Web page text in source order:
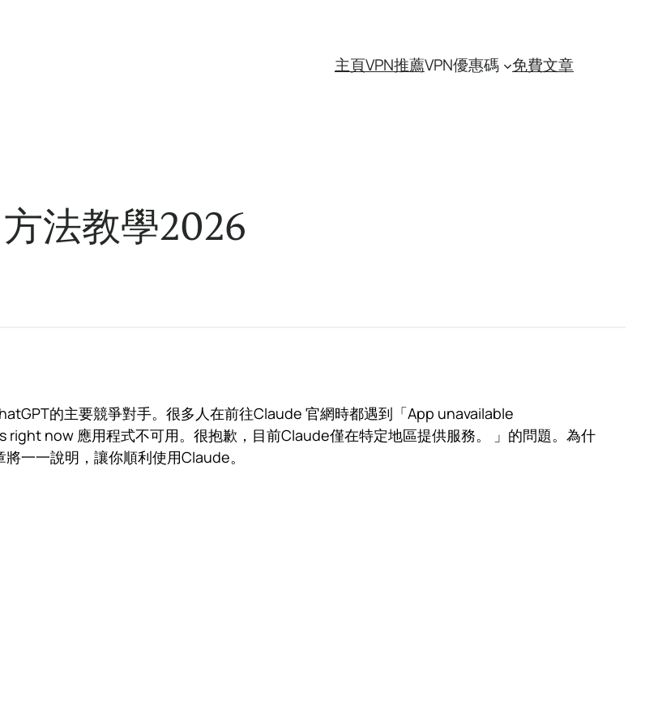
主頁VPN推薦VPN優惠碼 免費文章
法教學2026
的主要競爭對手。很多人在前往Claude 官網時都遇到「App unavailable
now 應用程式不可用。很抱歉，目前Claude僅在特定地區提供服務。 」的問題。為什
一一說明，讓你順利使用Claude。